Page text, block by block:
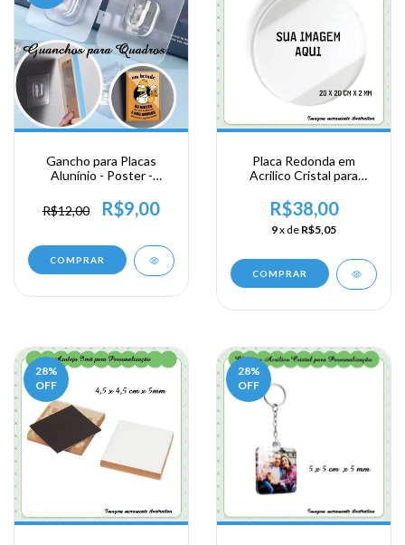
Gancho para Placas
Alunínio - Poster -
R$12,00
R$9,00
Placa Redonda em
Acrilico Cristal para
cm x 2 mm - Grátis
Gancho para Parede
R$38,00
9x de R$5,05
COMPRAR
28%
OFF
28%
OFF